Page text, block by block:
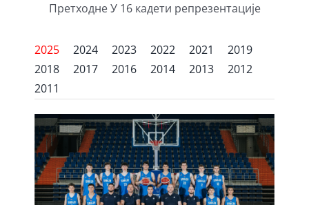
Претходне У 16 кадети репрезентације
2025 2024 2023 2022 2021
2019
2018
2017 2016 2014 2013
2012
2011